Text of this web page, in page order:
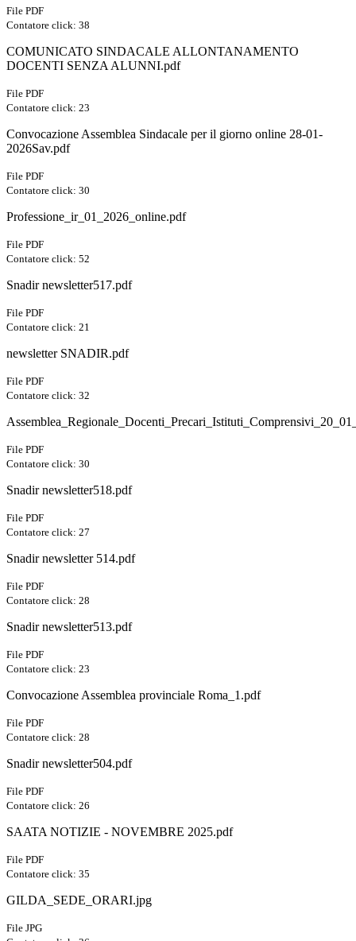
File PDF
Contatore click: 38
COMUNICATO SINDACALE ALLONTANAMENTO
DOCENTI SENZA ALUNNI.pdf
File PDF
Contatore click: 23
Convocazione Assemblea Sindacale per il giorno online 28-01-
2026Sav.pdf
File PDF
Contatore click: 30
Professione_ir_01_2026_online.pdf
File PDF
Contatore click: 52
Snadir newsletter517.pdf
File PDF
Contatore click: 21
newsletter SNADIR.pdf
File PDF
Contatore click: 32
File PDF
Contatore click: 30
Snadir newsletter518.pdf
File PDF
Contatore click: 27
Snadir newsletter 514.pdf
File PDF
Contatore click: 28
Snadir newsletter513.pdf
File PDF
Contatore click: 23
Convocazione Assemblea provinciale Roma_1.pdf
File PDF
Contatore click: 28
Snadir newsletter504.pdf
File PDF
Contatore click: 26
SAATA NOTIZIE - NOVEMBRE 2025.pdf
File PDF
Contatore click: 35
GILDA_SEDE_ORARI.jpg
File JPG